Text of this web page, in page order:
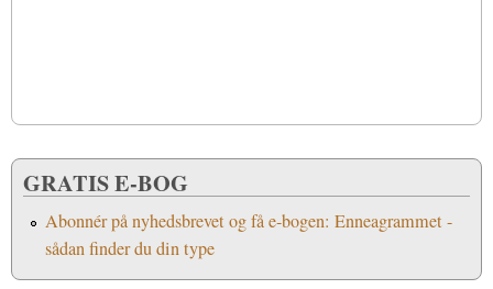
GRATIS E-BOG
Abonnér på nyhedsbrevet og få e-bogen: Enneagrammet -
sådan finder du din type